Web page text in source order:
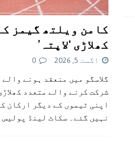
کامن ویلتھ گیمز
کھلاڑی ‘لاپتہ’
اگست 5, 2026 0
گلاسگو میں منعقد ہونے
شرکت کرنے والے متعدد
اپنی ٹیموں کے دیگر ارکان
نہیں گئے۔ سکاٹ لینڈ پولیس